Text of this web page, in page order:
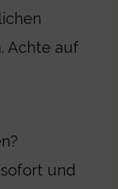
Achte auf
und